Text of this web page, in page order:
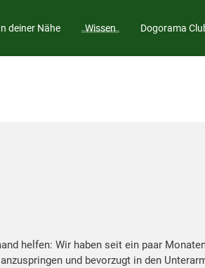
deiner Nähe Wissen Dogorama
helfen: Wir haben seit ein paar
und bevorzugt in den